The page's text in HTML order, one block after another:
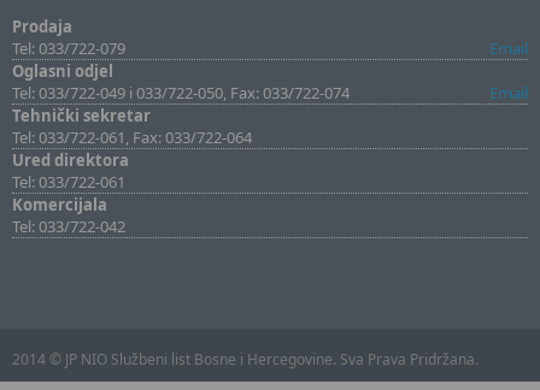
Prodaja
Tel: 033/722-079
Email
Oglasni odjel
Tel: 033/722-049 i 033/722-050, Fax: 033/722-074
Email
Tehnički sekretar
Tel: 033/722-061, Fax: 033/722-064
Ured direktora
Tel: 033/722-061
Komercijala
Tel: 033/722-042
2014 © JP NIO Službeni list Bosne i Hercegovine. Sva Prava Pridržana.